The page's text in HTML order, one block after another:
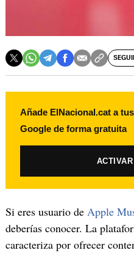
Añade ElNacional.cat a
Google de forma gratuita
Si eres usuario de Apple
deberías conocer. La
caracteriza por ofrecer